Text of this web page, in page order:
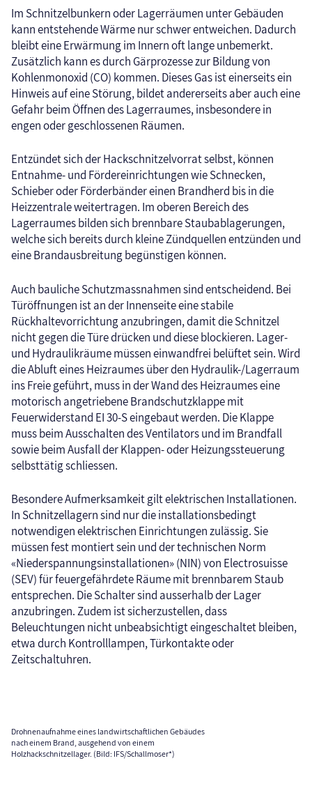
Im Schnitzelbunkern oder Lagerräumen unter Gebäuden
kann entstehende Wärme nur schwer entweichen. Dadurch
bleibt eine Erwärmung im Innern oft lange unbemerkt.
Zusätzlich kann es durch Gärprozesse zur Bildung von
Kohlenmonoxid (CO) kommen. Dieses Gas ist einerseits ein
Hinweis auf eine Störung, bildet andererseits aber auch eine
Gefahr beim Öffnen des Lagerraumes, insbesondere in
engen oder geschlossenen Räumen.
Entzündet sich der Hackschnitzelvorrat selbst, können
Entnahme- und Fördereinrichtungen wie Schnecken,
Schieber oder Förderbänder einen Brandherd bis in die
Heizzentrale weitertragen. Im oberen Bereich des
Lagerraumes bilden sich brennbare Staubablagerungen,
welche sich bereits durch kleine Zündquellen entzünden und
eine Brandausbreitung begünstigen können.
Auch bauliche Schutzmassnahmen sind entscheidend. Bei
Türöffnungen ist an der Innenseite eine stabile
Rückhaltevorrichtung anzubringen, damit die Schnitzel
nicht gegen die Türe drücken und diese blockieren. Lager-
und Hydraulikräume müssen einwandfrei belüftet sein. Wird
die Abluft eines Heizraumes über den Hydraulik-/Lagerraum
ins Freie geführt, muss in der Wand des Heizraumes eine
motorisch angetriebene Brandschutzklappe mit
Feuerwiderstand EI 30-S eingebaut werden. Die Klappe
muss beim Ausschalten des Ventilators und im Brandfall
sowie beim Ausfall der Klappen- oder Heizungssteuerung
selbsttätig schliessen.
Besondere Aufmerksamkeit gilt elektrischen Installationen.
In Schnitzellagern sind nur die installationsbedingt
notwendigen elektrischen Einrichtungen zulässig. Sie
müssen fest montiert sein und der technischen Norm
«Niederspannungsinstallationen» (NIN) von Electrosuisse
(SEV) für feuergefährdete Räume mit brennbarem Staub
entsprechen. Die Schalter sind ausserhalb der Lager
anzubringen. Zudem ist sicherzustellen, dass
Beleuchtungen nicht unbeabsichtigt eingeschaltet bleiben,
etwa durch Kontrolllampen, Türkontakte oder
Zeitschaltuhren.
Drohnenaufnahme eines landwirtschaftlichen Gebäudes
nach einem Brand, ausgehend von einem
Holzhackschnitzellager. (Bild: IFS/Schallmoser*)